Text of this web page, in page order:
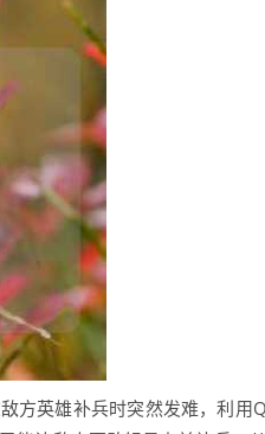
方英雄补兵时突然发难，利用Q